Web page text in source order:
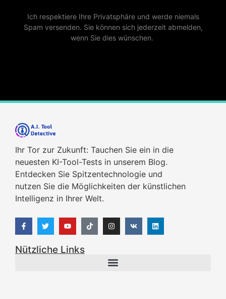
Ich respektiere Ihre Privatsphäre und werde niemals
Spam versenden. Sie können sich jederzeit abmelden,
wenn Sie dies wünschen.
Ihr Tor zur Zukunft: Tauchen Sie ein in die
neuesten KI-Tool-Tests in unserem Blog.
Entdecken Sie Spitzentechnologie und
nutzen Sie die Möglichkeiten der künstlichen
Intelligenz in Ihrer Welt.
Nützliche Links